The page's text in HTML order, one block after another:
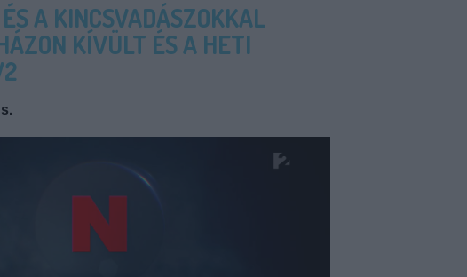
A KINCSVADÁSZOKKAL
KÍVÜLT ÉS A HETI